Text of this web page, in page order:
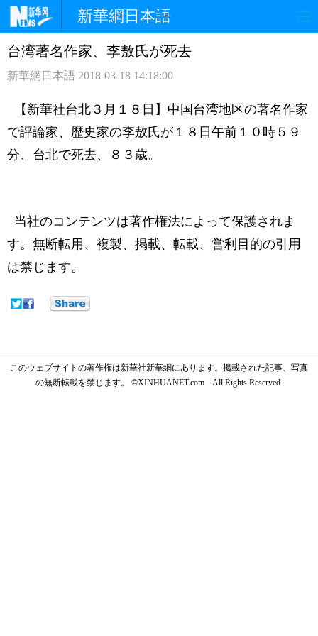
新華網日本語
ホームページ 政治
観光 評論 写真
中日対訳
台湾著名作家、李敖氏が死去
新華網日本語 2018-03-18 14:18:00
【新華社台北３月１８日】中国台湾地区の著名作家
で評論家、歴史家の李敖氏が１８日午前１０時５９
分、台北で死去、８３歳。
当社のコンテンツは著作権法によって保護されま
す。無断転用、複製、掲載、転載、営利目的の引用
は禁じます。
このウェブサイトの著作権は新華社新華網にあります。掲載された記事、写真
の無断転載を禁じます。 ©XINHUANET.com All Rights Reserved.